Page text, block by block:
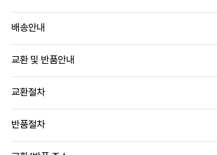
배송안내
교환 및 반품안내
교환절차
반품절차